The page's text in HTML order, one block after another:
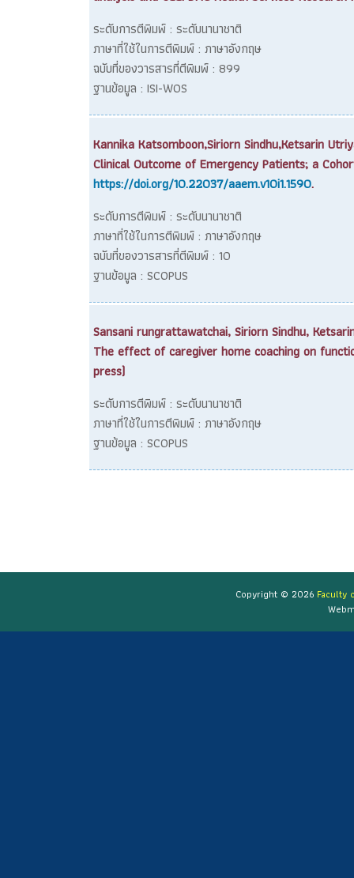
ระดับการตีพิมพ์ : ระดับนานาชาติ
ภาษาที่ใช้ในการตีพิมพ์ : ภาษาอังกฤษ
ฉบับที่ของวารสารที่ตีพิมพ์ : 899
ฐานข้อมูล : ISI-WOS
Kannika Katsomboon,Siriorn Sindhu,Ketsarin
Clinical Outcome of Emergency Patients; a
https://doi.org/10.22037/aaem.v10i1.1590.
ระดับการตีพิมพ์ : ระดับนานาชาติ
ภาษาที่ใช้ในการตีพิมพ์ : ภาษาอังกฤษ
ฉบับที่ของวารสารที่ตีพิมพ์ : 10
ฐานข้อมูล : SCOPUS
Sansani rungrattawatchai, Siriorn Sindhu,
The effect of caregiver home coaching on
press)
ระดับการตีพิมพ์ : ระดับนานาชาติ
ภาษาที่ใช้ในการตีพิมพ์ : ภาษาอังกฤษ
ฐานข้อมูล : SCOPUS
Copyright © 2026 Faculty